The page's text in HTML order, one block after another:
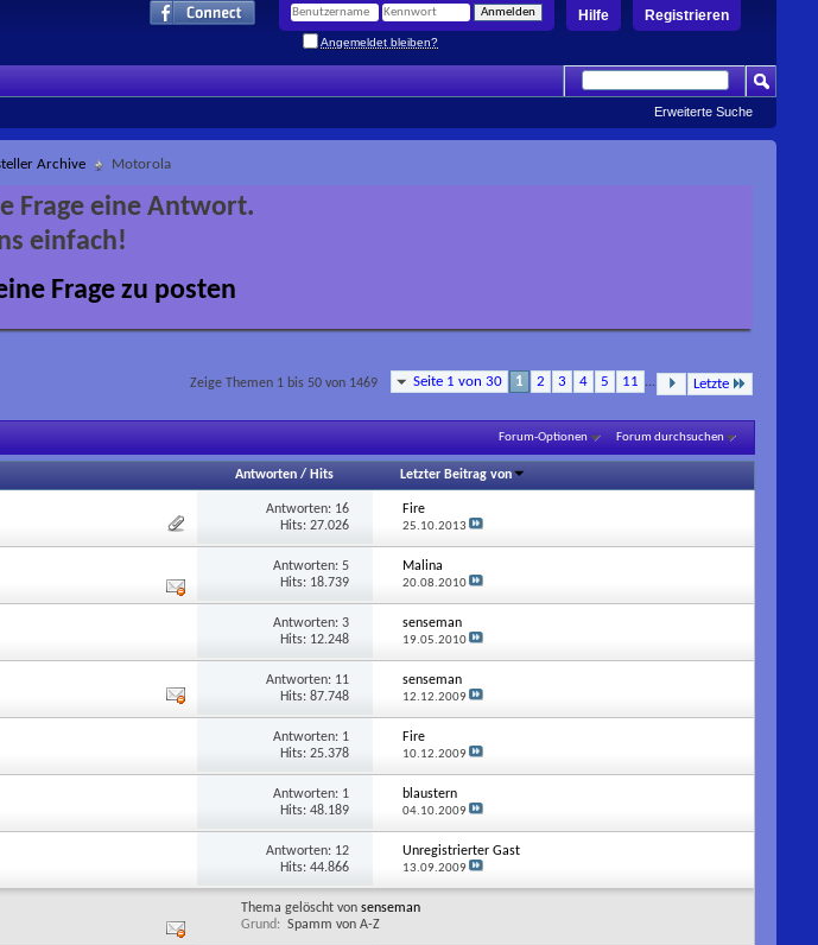
Registrieren
Hilfe
Angemeldet bleiben?
Erweiterte Suche
Archive Motorola
Frage eine Antwort.
einfach!
Frage zu posten
Seite 1 von 30 1 2 3 4 5 11 ... Letzte
Zeige Themen 1 bis 50 von 1469
Forum-Optionen Forum durchsuchen
Antworten/ Hits Letzter Beitrag von
Antworten: 16
Hits: 27.026
Fire
25.10.2013
Antworten:5
Hits: 18.739
Malina
20.08.2010
Antworten:3
Hits: 12.248
senseman
19.05.2010
Antworten: 11
Hits: 87.748
senseman
12.12.2009
Antworten: 1
Hits: 25.378
Fire
10.12.2009
Antworten: 1
Hits: 48.189
blaustern
04.10.2009
Antworten: 12
Hits: 44.866
Unregistrierter Gast
13.09.2009
Thema gelöscht vonsenseman
Grund
Spamm von A-Z